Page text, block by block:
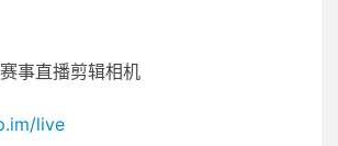
事直播剪辑相机
live